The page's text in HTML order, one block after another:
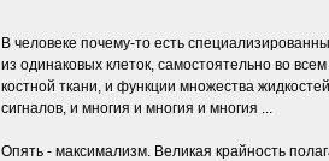
В человеке почему-то есть
из одинаковых клеток, самостоятельно во
костной ткани, и функции множества
сигналов, и многия и многия и многия ...
Опять - максимализм. Великая крайность